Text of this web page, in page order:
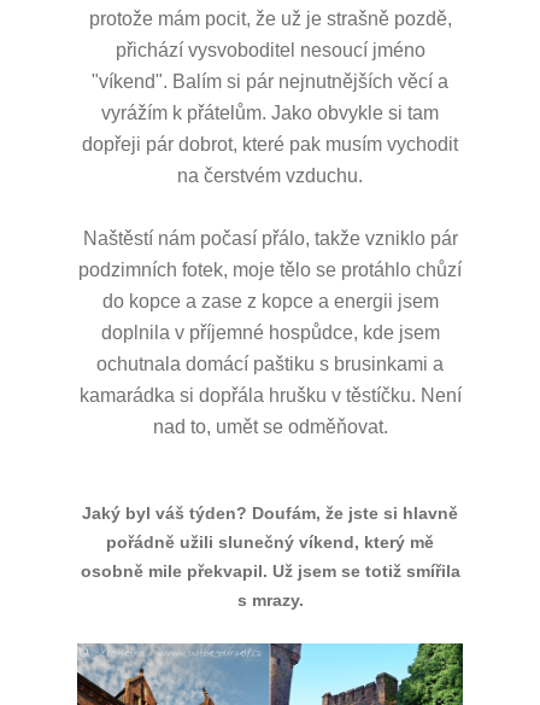
protože mám pocit, že už je strašně pozdě,
přichází vysvoboditel nesoucí jméno
"víkend". Balím si pár nejnutnějších věcí a
vyrážím k přátelům. Jako obvykle si tam
dopřeji pár dobrot, které pak musím vychodit
na čerstvém vzduchu.
Naštěstí nám počasí přálo, takže vzniklo pár
podzimních fotek, moje tělo se protáhlo chůzí
do kopce a zase z kopce a energii jsem
doplnila v příjemné hospůdce, kde jsem
ochutnala domácí paštiku s brusinkami a
kamarádka si dopřála hrušku v těstíčku. Není
nad to, umět se odměňovat.
Jaký byl váš týden? Doufám, že jste si hlavně
pořádně užili slunečný víkend, který mě
osobně mile překvapil. Už jsem se totiž smířila
s mrazy.